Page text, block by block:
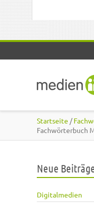
Startseite /
Fachwörterbuch
Neue
Digitalmedien